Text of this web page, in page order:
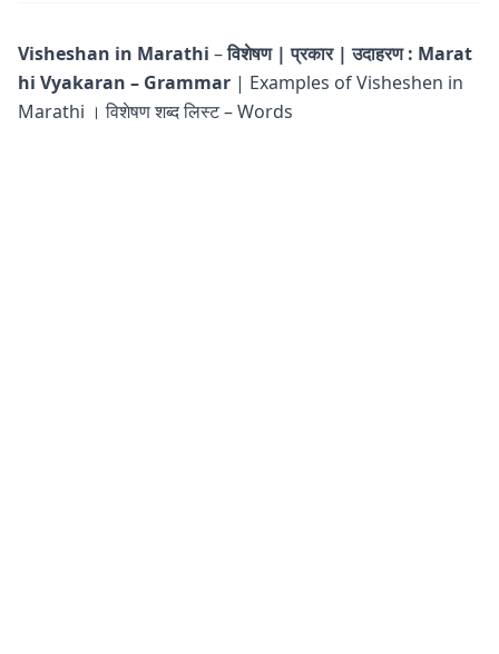
Visheshan in Marathi –विशेषण | प्रकार | उदाहरण : Marat
hi Vyakaran – Grammar | Examples of Visheshen in
Marathi । विशेषण शब्द लिस्ट – Words